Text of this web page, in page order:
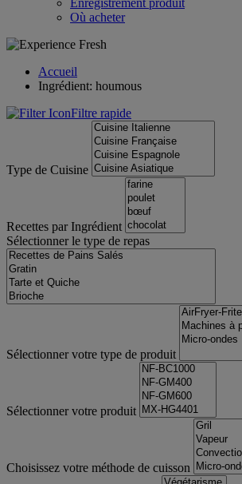
Enregistrement produit
Où acheter
Accueil
Ingrédient: houmous
Filtre rapide
Type de Cuisine
Recettes par Ingrédient
Sélectionner le type de repas
Sélectionner votre type de produit
Sélectionner votre produit
Choisissez votre méthode de cuisson